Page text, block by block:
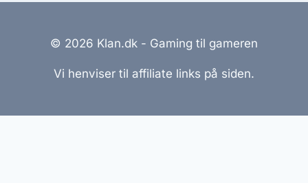
© 2026 Klan.dk - Gaming til gameren
Vi henviser til affiliate links på siden.